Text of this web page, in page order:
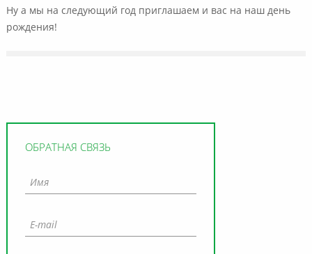
ОБРАТНАЯ СВЯЗЬ
Ну а мы на следующий год приглашаем и вас на наш день
рождения!